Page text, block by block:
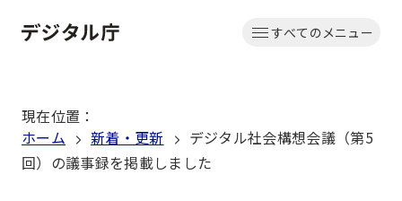
文
動
すべてのメニュー
現在位置 ：
ホーム
新着・更新
デジタル社会構想会議（第5
回）の議事録を掲載しました